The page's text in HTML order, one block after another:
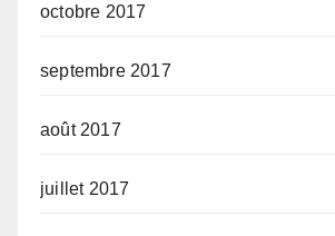
octobre 2017
septembre 2017
août 2017
juillet 2017